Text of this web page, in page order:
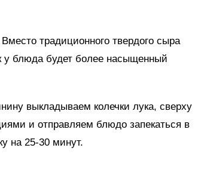
традиционного твердого сыра
у блюда будет более насыщенный
выкладываем колечки лука, сверху
и отправляем блюдо запекаться в
на 25-30 минут.